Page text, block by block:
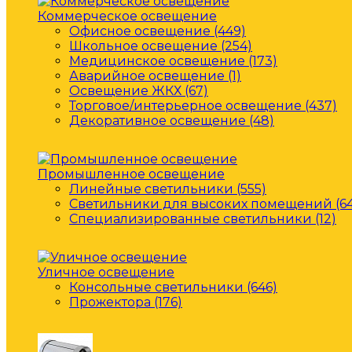
Коммерческое освещение
Офисное освещение (449)
Школьное освещение (254)
Медицинское освещение (173)
Аварийное освещение (1)
Освещение ЖКХ (67)
Торговое/интерьерное освещение (437)
Декоративное освещение (48)
Промышленное освещение
Линейные светильники (555)
Светильники для высоких помещений
Специализированные светильники (12)
Уличное освещение
Консольные светильники (646)
Прожектора (176)